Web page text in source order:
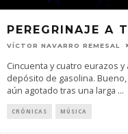
PEREGRINAJE A
VÍCTOR NAVARRO REMESAL
Cincuenta y cuatro eurazos
depósito de gasolina.
aún agotado tras una larga ...
CRÓNICAS MÚSICA